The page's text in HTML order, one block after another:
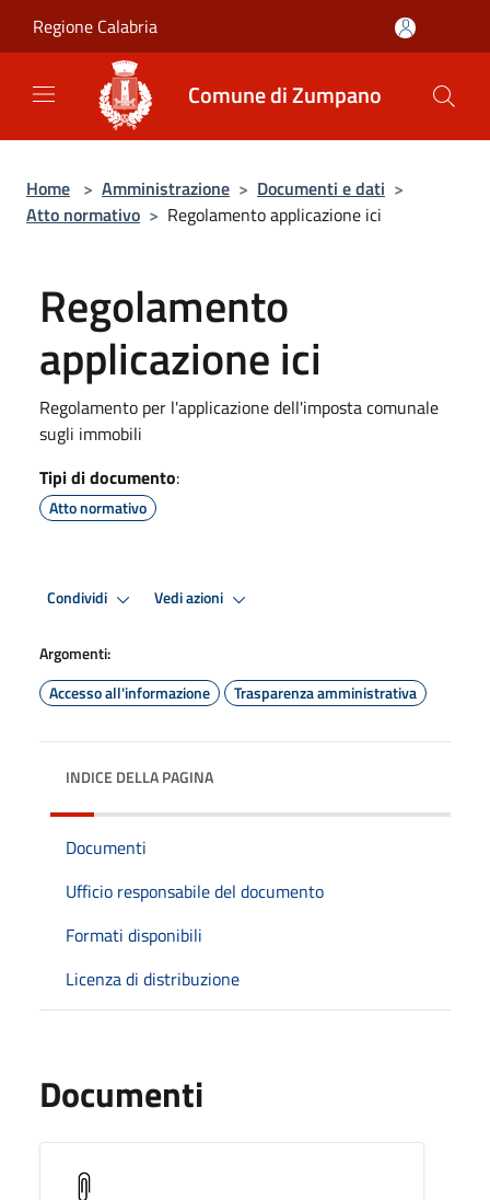
Regione Calabria
Comune di Zumpano
Home > Amministrazione > Documenti e dati >
Atto normativo > Regolamento applicazione ici
Regolamento
applicazione ici
Regolamento per l'applicazione dell'imposta comunale
sugli immobili
Tipi di documento:
Atto normativo
Condividi Vedi azioni
Argomenti:
Accesso all'informazione
Trasparenza amministrativa
INDICE DELLA PAGINA
Documenti
Ufficio responsabile del documento
Formati disponibili
Licenza di distribuzione
Documenti